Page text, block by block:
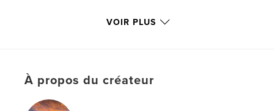
Mots-clés
VOIR PLUS
À propos du créateur